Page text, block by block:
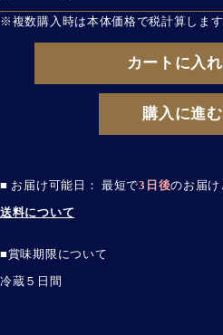
※複数購入時は本体価格で税計算します
カートに入
購入に進む
■ お届け可能日： 最短で3日後のお届け
送料について
■賞味期限について
冷蔵５日間